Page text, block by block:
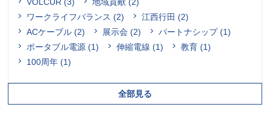
ワークライフバランス (2)
江西行田 (2)
ACケーブル (2)
展示会 (2)
パートナシップ (1)
ポータブル電源 (1)
伸縮電線 (1)
教育 (1)
100周年 (1)
全部見る